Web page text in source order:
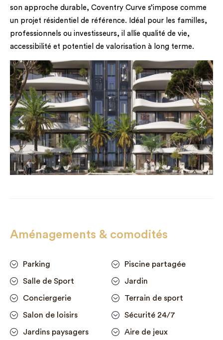
son approche durable, Coventry Curve s’impose comme
un projet résidentiel de référence. Idéal pour les familles,
professionnels ou investisseurs, il allie qualité de vie,
accessibilité et potentiel de valorisation à long terme.
Aménagements & comodités
Parking Piscine partagée
Salle de Sport Jardin
Conciergerie Terrain de sport
Salon de loisirs Sécurité 24/7
Jardins paysagers Aire de jeux